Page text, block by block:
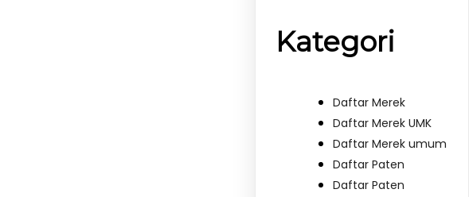
Kategori
Daftar Merek
Daftar Merek UMK
Daftar Merek umum
Daftar Paten
Daftar Paten